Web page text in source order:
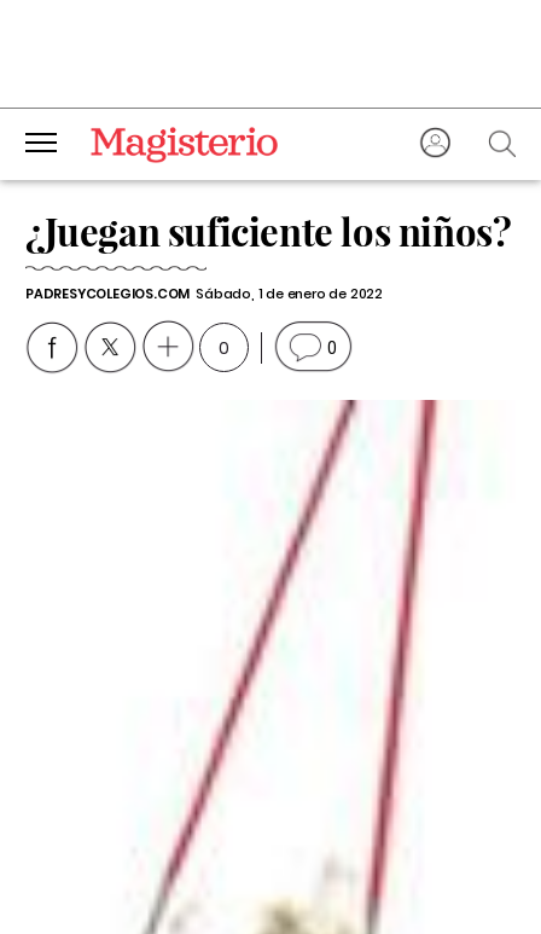
¿Juegan suficiente los niños?
PADRESYCOLEGIOS.COM Sábado, 1 de enero de 2022
0 0